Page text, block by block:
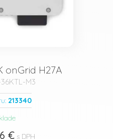
onGrid H27A
M3
213340
€s DPH